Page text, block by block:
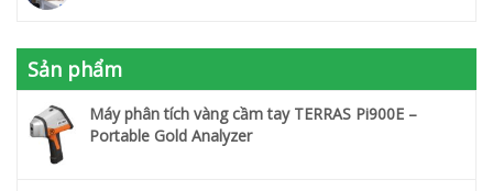
Sản phẩm
Máy phân tích vàng cầm tay TERRAS Pi900E –
Portable Gold Analyzer